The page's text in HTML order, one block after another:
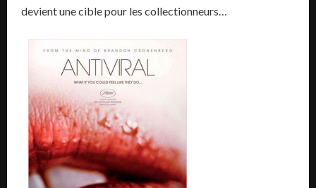
devient une cible pour les collectionneurs…